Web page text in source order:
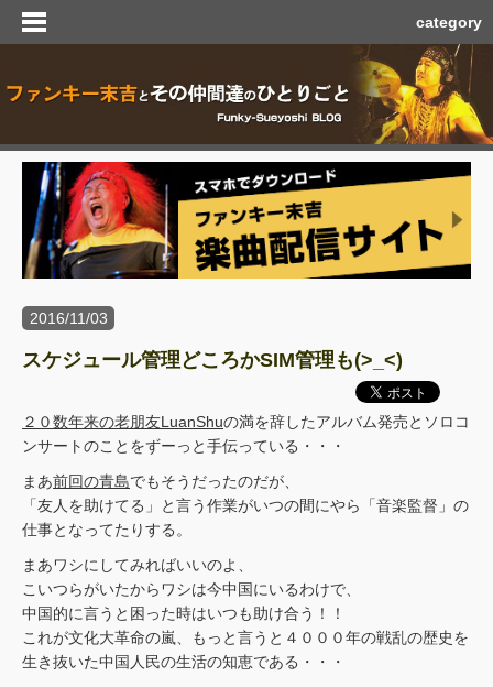
category
2016/11/03
スケジュール管理どころかSIM管理も(>_<)
２０数年来の老朋友LuanShuの満を辞したアルバム発売とソロコ
ンサートのことをずーっと手伝っている・・・
まあ前回の青島でもそうだったのだが、
「友人を助けてる」と言う作業がいつの間にやら「音楽監督」の
仕事となってたりする。
まあワシにしてみればいいのよ、
こいつらがいたからワシは今中国にいるわけで、
中国的に言うと困った時はいつも助け合う！！
これが文化大革命の嵐、もっと言うと４０００年の戦乱の歴史を
生き抜いた中国人民の生活の知恵である・・・